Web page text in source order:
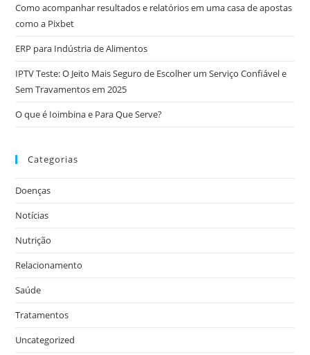
Como acompanhar resultados e relatórios em uma casa de apostas
como a Pixbet
ERP para Indústria de Alimentos
IPTV Teste: O Jeito Mais Seguro de Escolher um Serviço Confiável e
Sem Travamentos em 2025
O que é Ioimbina e Para Que Serve?
Categorias
Doenças
Notícias
Nutrição
Relacionamento
Saúde
Tratamentos
Uncategorized